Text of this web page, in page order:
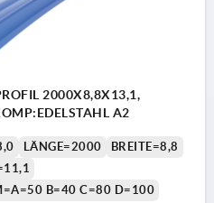
2000X8,8X13,1,
A2
LÄNGE=2000
BREITE=8,8
B=40 C=80 D=100